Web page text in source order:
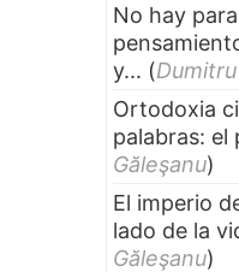
No hay
y... (
Ortodoxia
palabras: el
Găleşanu)
El imperio
lado de la
Găleşanu)